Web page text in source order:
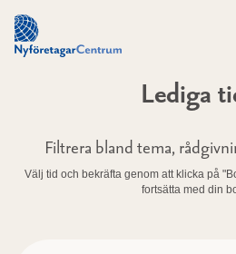
Lediga
Filtrera bland tema,
Välj tid och bekräfta genom att klicka på
fortsätta med din